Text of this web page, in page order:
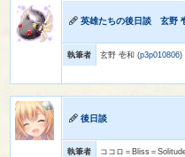
英雄たちの後日談 玄野
執筆者 玄野 壱和 (p3p010806)
後日談
執筆者 ココロ＝Bliss＝